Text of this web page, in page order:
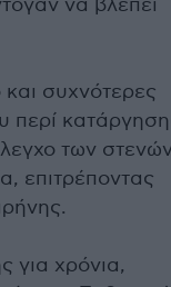
να βλέπει
συχνότερες
περί
των
επιτρέποντας
για χρόνια,